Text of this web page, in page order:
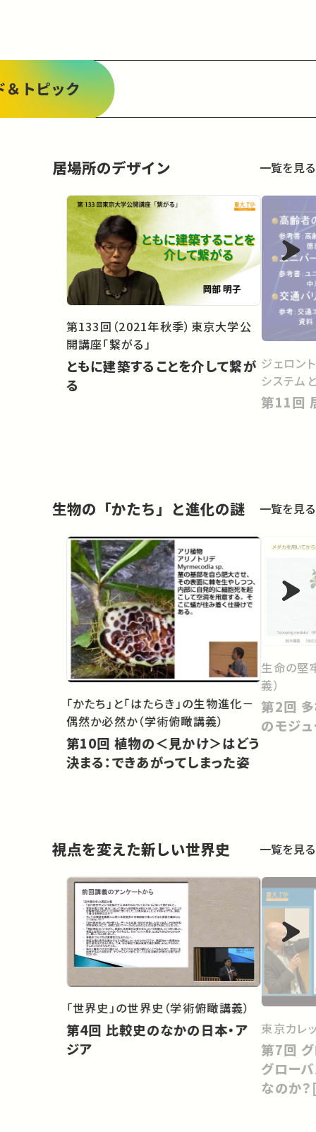
＆トピック
居場所のデザイン 一覧を見る
第133回（2021年秋季）東京大学公
開講座「繋がる」
ともに建築することを介して繋が
る
ジェロン
システム
生物の「かたち」と進化の謎 一覧を見る
「かたち」と「はたらき」の生物進化－
偶然か必然か（学術俯瞰講義）
第10回 植物の＜見かけ＞はどう
決まる：できあがってしまった姿
生命の堅
義）
第2回 多様な形を創出する発生
のモジ
視点を変えた新しい世界史 一覧を見る
「世界史」の世界史（学術俯瞰講義）
第4回 比較史のなかの日本・ア
ジア
東京カレ
第7回 グローバルヒストリー：1.
グロー
なのか